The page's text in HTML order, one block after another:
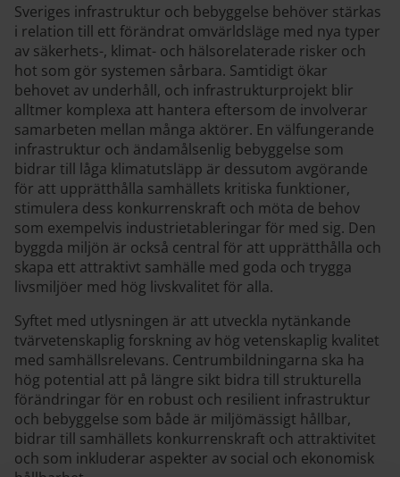
Sveriges infrastruktur och bebyggelse behöver stärkas
i relation till ett förändrat omvärldsläge med nya typer
av säkerhets-, klimat- och hälsorelaterade risker och
hot som gör systemen sårbara. Samtidigt ökar
behovet av underhåll, och infrastrukturprojekt blir
alltmer komplexa att hantera eftersom de involverar
samarbeten mellan många aktörer. En välfungerande
infrastruktur och ändamålsenlig bebyggelse som
bidrar till låga klimatutsläpp är dessutom avgörande
för att upprätthålla samhällets kritiska funktioner,
stimulera dess konkurrenskraft och möta de behov
som exempelvis industrietableringar för med sig. Den
byggda miljön är också central för att upprätthålla och
skapa ett attraktivt samhälle med goda och trygga
livsmiljöer med hög livskvalitet för alla.
Syftet med utlysningen är att utveckla nytänkande
tvärvetenskaplig forskning av hög vetenskaplig kvalitet
med samhällsrelevans. Centrumbildningarna ska ha
hög potential att på längre sikt bidra till strukturella
förändringar för en robust och resilient infrastruktur
och bebyggelse som både är miljömässigt hållbar,
bidrar till samhällets konkurrenskraft och attraktivitet
och som inkluderar aspekter av social och ekonomisk